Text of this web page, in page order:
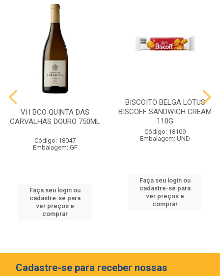
VH BCO QUINTA DAS
CARVALHAS DOURO 750ML
Código: 18047
Embalagem: GF
Faça seu login ou
cadastre-se para
ver preços e
comprar
BISCOITO BELGA LOTUS
BISCOFF SANDWICH CREAM
110G
Código: 18109
Embalagem: UND
Faça seu login ou
cadastre-se para
ver preços e
comprar
Cadastre-se para receber nossas